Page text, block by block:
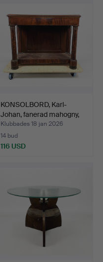
KONSOLBORD, Karl-
Johan, fanerad mahogny,
1…
Klubbades 18 jan 2026
14 bud
116 USD